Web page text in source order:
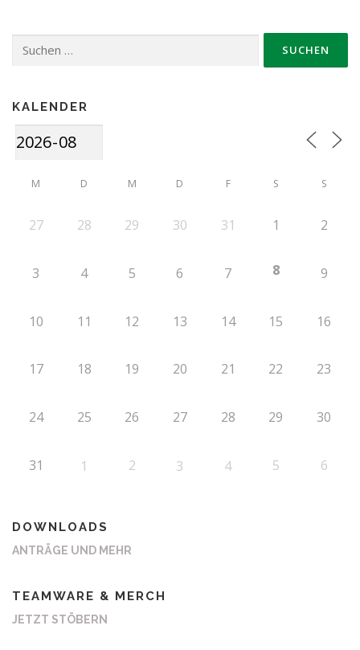
nach:
KALENDER
M D M D F S S
27 28 29 30 31 1 2
3 4 5 6 7 8 9
10 11 12 13 14 15 16
17 18 19 20 21 22 23
24 25 26 27 28 29 30
31 1 2 3 4 5 6
DOWNLOADS
ANTRÄGE UND MEHR
TEAMWARE & MERCH
JETZT STÖBERN